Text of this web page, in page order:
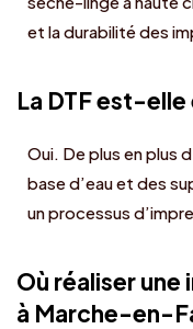
et la durabilité des
La DTF est-
Oui. De plus en plus
base d’eau et des
un processus
Où réaliser une
à Marche-en-